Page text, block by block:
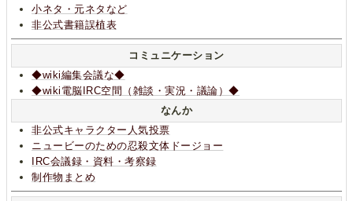
小ネタ・元ネタなど
非公式書籍誤植表
コミュニケーション
◆wiki編集会議な◆
◆wiki電脳IRC空間（雑談・実況・議論）◆
なんか
非公式キャラクター人気投票
ニュービーのための忍殺文体ドージョー
IRC会議録・資料・考察録
制作物まとめ